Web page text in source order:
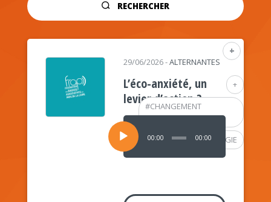
RECHERCHER
+
+
#CHANGEMENT
CLIMATIQUE
#PSYCHOLOGIE
29/06/2026-ALTERNANTES
L’éco-anxiété, un
levier d’action ?
Lecteur
audio
00:00 00:00